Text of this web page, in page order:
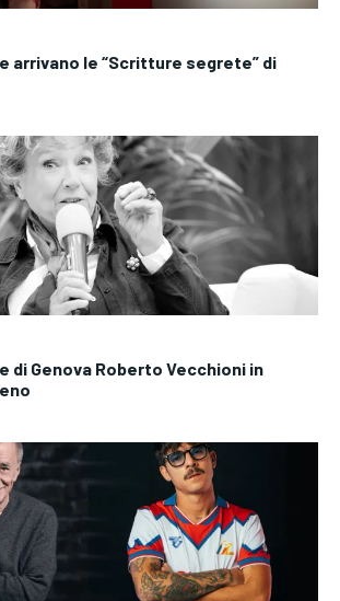
arrivano le “Scritture segrete” di
di Genova Roberto Vecchioni in